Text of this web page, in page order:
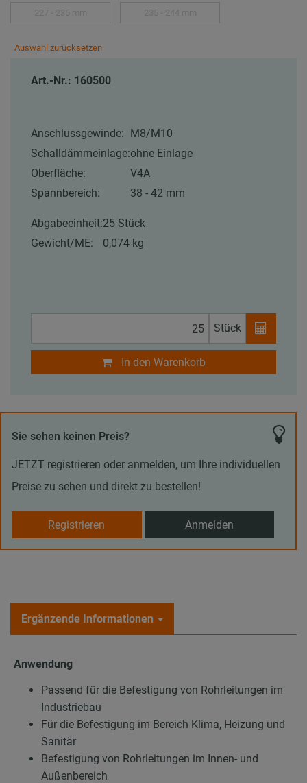
Auswahl zurücksetzen
Art.-Nr.: 160500
Anschlussgewinde:
M8/M10
Schalldämmeinlage:ohne Einlage
Oberfläche:
V4A
Spannbereich:
38 - 42 mm
Abgabeeinheit:25 Stück
Gewicht/ME:
0,074 kg
Stück
In den Warenkorb
Sie sehen keinen Preis?
JETZT registrieren oder anmelden, um Ihre individuellen
Preise zu sehen und direkt zu bestellen!
Registrieren Anmelden
Ergänzende Informationen
Anwendung
Passend für die Befestigung von Rohrleitungen im
Industriebau
Für die Befestigung im Bereich Klima, Heizung und
Sanitär
Befestigung von Rohrleitungen im Innen- und
Außenbereich